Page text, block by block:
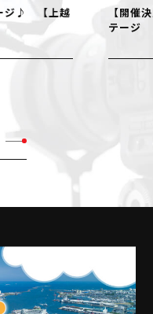
ジ♪ 【上越
【開催
テージ